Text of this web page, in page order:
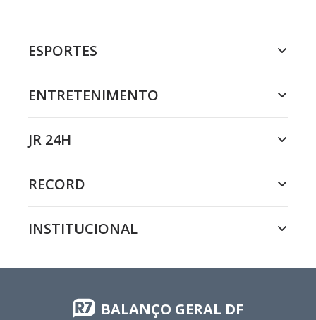
ESPORTES
ENTRETENIMENTO
JR 24H
RECORD
INSTITUCIONAL
BALANÇO GERAL DF